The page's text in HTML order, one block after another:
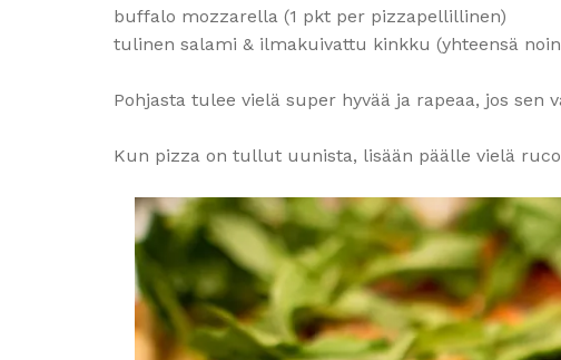
buffalo mozzarella (1 pkt per pizzapellillinen)
tulinen salami & ilmakuivattu kinkku (yhteensä
Pohjasta tulee vielä super hyvää ja rapeaa, jos sen
Kun pizza on tullut uunista, lisään päälle vielä